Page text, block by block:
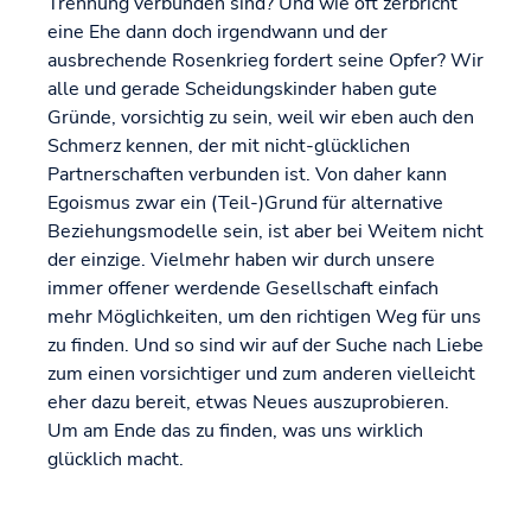
eine Ehe dann doch irgendwann und der
ausbrechende Rosenkrieg fordert seine Opfer? Wir
alle und gerade Scheidungskinder haben gute
Gründe, vorsichtig zu sein, weil wir eben auch den
Schmerz kennen, der mit nicht-glücklichen
Partnerschaften verbunden ist. Von daher kann
Egoismus zwar ein (Teil-)Grund für alternative
Beziehungsmodelle sein, ist aber bei Weitem nicht
der einzige. Vielmehr haben wir durch unsere
immer offener werdende Gesellschaft einfach
mehr Möglichkeiten, um den richtigen Weg für uns
zu finden. Und so sind wir auf der Suche nach Liebe
zum einen vorsichtiger und zum anderen vielleicht
eher dazu bereit, etwas Neues auszuprobieren.
Um am Ende das zu finden, was uns wirklich
glücklich macht.